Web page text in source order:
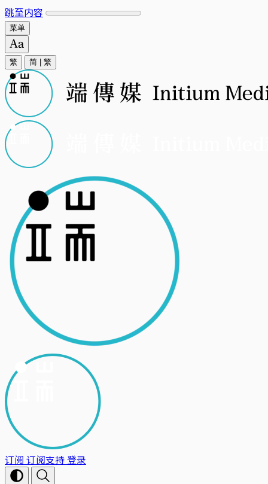
跳至内容
菜单
繁 简 繁
订阅 订阅支持登录